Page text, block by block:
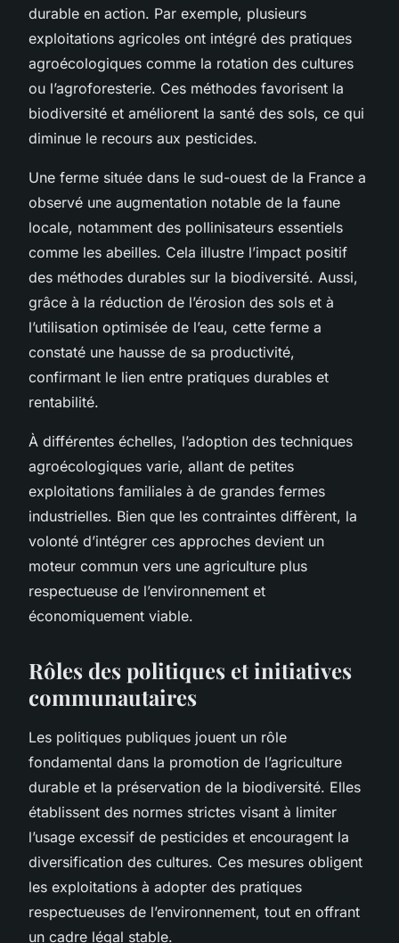
durable en action. Par exemple, plusieurs
exploitations agricoles ont intégré des pratiques
agroécologiques comme la rotation des cultures
ou l’agroforesterie. Ces méthodes favorisent la
biodiversité et améliorent la santé des sols, ce qui
diminue le recours aux pesticides.
Une ferme située dans le sud-ouest de la France a
observé une augmentation notable de la faune
locale, notamment des pollinisateurs essentiels
comme les abeilles. Cela illustre l’impact positif
des méthodes durables sur la biodiversité. Aussi,
grâce à la réduction de l’érosion des sols et à
l’utilisation optimisée de l’eau, cette ferme a
constaté une hausse de sa productivité,
confirmant le lien entre pratiques durables et
rentabilité.
À différentes échelles, l’adoption des techniques
agroécologiques varie, allant de petites
exploitations familiales à de grandes fermes
industrielles. Bien que les contraintes diffèrent, la
volonté d’intégrer ces approches devient un
moteur commun vers une agriculture plus
respectueuse de l’environnement et
économiquement viable.
Rôles des politiques et initiatives
communautaires
Les politiques publiques jouent un rôle
fondamental dans la promotion de l’agriculture
durable et la préservation de la biodiversité. Elles
établissent des normes strictes visant à limiter
l’usage excessif de pesticides et encouragent la
diversification des cultures. Ces mesures obligent
les exploitations à adopter des pratiques
respectueuses de l’environnement, tout en offrant
un cadre légal stable.